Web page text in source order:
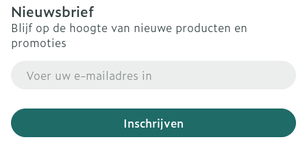
Nieuwsbrief
Blijf op de hoogte van nieuwe producten en
promoties
Inschrijven